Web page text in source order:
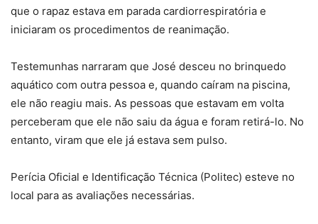
que o rapaz estava em parada cardiorrespiratória e
iniciaram os procedimentos de reanimação.
Testemunhas narraram que José desceu no brinquedo
aquático com outra pessoa e, quando caíram na piscina,
ele não reagiu mais. As pessoas que estavam em volta
perceberam que ele não saiu da água e foram retirá-lo. No
entanto, viram que ele já estava sem pulso.
Perícia Oficial e Identificação Técnica (Politec) esteve no
local para as avaliações necessárias.